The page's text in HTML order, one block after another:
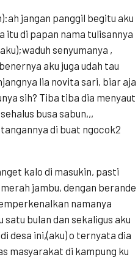
jangan panggil begitu aku
itu di papan nama tulisannya
senyumanya ,
aku juga udah tau
lia novita sari, biar aja
sih? Tiba tiba dia menyaut
busa sabun,,,
di buat ngocok2
kalo di masukin, pasti
jambu, dengan berande
namanya
satu bulan dan sekaligus aku
desa ini,(aku) o ternyata dia
masyarakat di kampung ku